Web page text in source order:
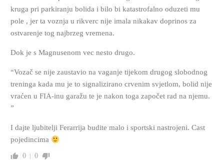
kruga pri parkiranju bolida i bilo bi katastrofalno oduzeti mu
pole , jer ta voznja u rikverc nije imala nikakav doprinos za
ostvarenje tog najbrzeg vremena.
Dok je s Magnusenom vec nesto drugo.
“Vozač se nije zaustavio na vaganje tijekom drugog slobodnog
treninga kada mu je to signalizirano crvenim svjetlom, bolid nije
vraćen u FIA-inu garažu te je nakon toga započet rad na njemu.
”
I dajte ljubitelji Ferarrija budite malo i sportski nastrojeni. Cast
pojedincima
0 0